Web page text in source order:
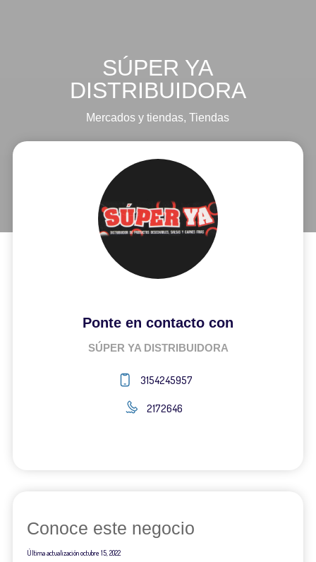
SÚPER YA
DISTRIBUIDORA
Mercados y tiendas,Tiendas
Ponte en contacto con
SÚPER YA DISTRIBUIDORA
3154245957
2172646
Conoce este negocio
Última actualizaciónoctubre 15, 2022